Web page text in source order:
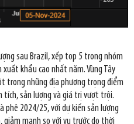
sau Brazil, xếp top 5 trong nhóm
xuất khẩu cao nhất năm. Vùng Tây
trong những địa phương trọng điểm
tích, sản lượng và giá trị vượt trội.
phê 2024/25, với dự kiến sản lượng
giảm mạnh so với vụ trước do thời